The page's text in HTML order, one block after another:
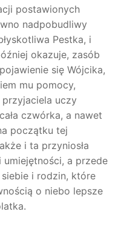
postawionych
nadpobudliwy
Pestka, i
okazuje, zasób
się Wójcika,
mu pomocy,
uczy
czwórka, a nawet
początku tej
i ta przyniosła
umiejętności, a przede
i rodzin, które
o niebo lepsze